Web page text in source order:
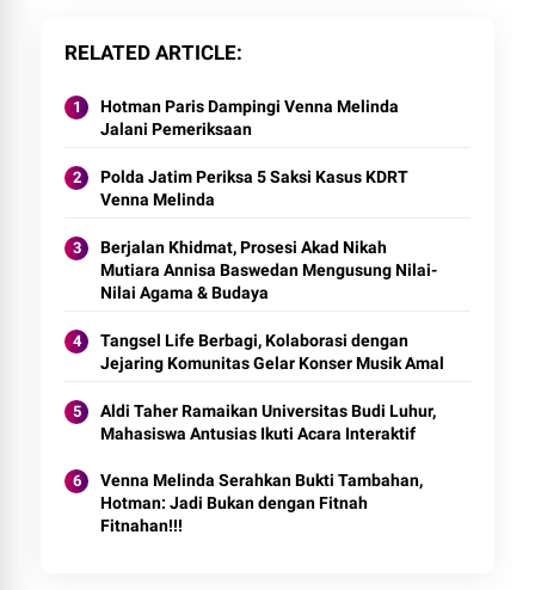
RELATED ARTICLE
Hotman Paris Dampingi Venna Melinda
Jalani Pemeriksaan
Polda Jatim Periksa 5 Saksi Kasus KDRT
Venna Melinda
Berjalan Khidmat, Prosesi Akad Nikah
Mutiara Annisa Baswedan Mengusung Nilai-
Nilai Agama & Budaya
Tangsel Life Berbagi, Kolaborasi dengan
Jejaring Komunitas Gelar Konser Musik Amal
Aldi Taher Ramaikan Universitas Budi Luhur,
Mahasiswa Antusias Ikuti Acara Interaktif
Venna Melinda Serahkan Bukti Tambahan,
Hotman: Jadi Bukan dengan Fitnah
Fitnahan!!!